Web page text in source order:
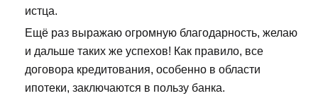
истца.
Ещё раз выражаю огромную благодарность, желаю
и дальше таких же успехов! Как правило, все
договора кредитования, особенно в области
ипотеки, заключаются в пользу банка.